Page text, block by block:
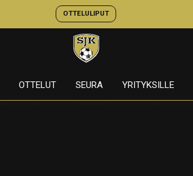
OTTELULIPUT
OTTELUT SEURA YRITYKSILLE